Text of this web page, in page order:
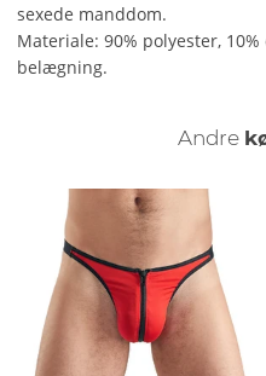
sexede manddom.
Materiale: 90% polyester,
belægning.
Andre